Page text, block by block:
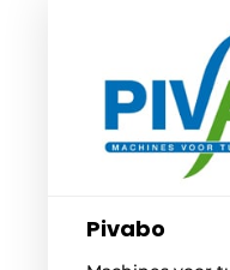
Pivabo